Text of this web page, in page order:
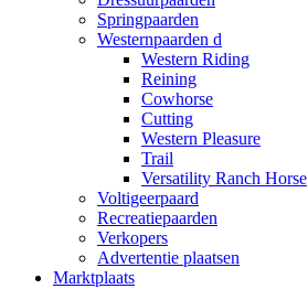
Springpaarden
Westernpaarden d
Western Riding
Reining
Cowhorse
Cutting
Western Pleasure
Trail
Versatility Ranch Horse
Voltigeerpaard
Recreatiepaarden
Verkopers
Advertentie plaatsen
Marktplaats